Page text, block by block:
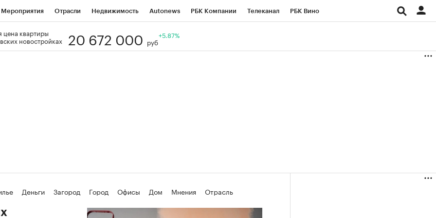
Мероприятия Отрасли Недвижимость Autonews РБК Компании Телеканал РБК Вино
Визионеры
цена квартиры
новостройках
20 672 000 руб
+5.87%
Деньги Загород Город Офисы Дом Мнения
Отрасль